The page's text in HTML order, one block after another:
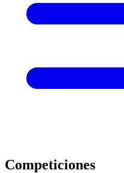
Competiciones